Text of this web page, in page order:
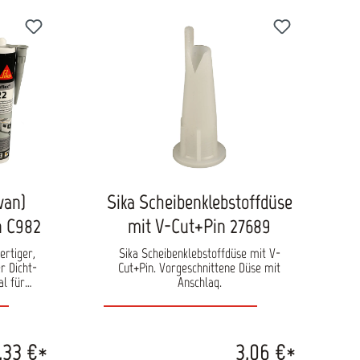
der
und
Vorteile
und
und
für
Dicht-
für
das
in
€*
Sika Scheibenklebstoffdüse
mit V-Cut+Pin 27689
Sika Scheibenklebstoffdüse mit V-
Cut+Pin. Vorgeschnittene Düse mit
Anschlag.
3,06 €*